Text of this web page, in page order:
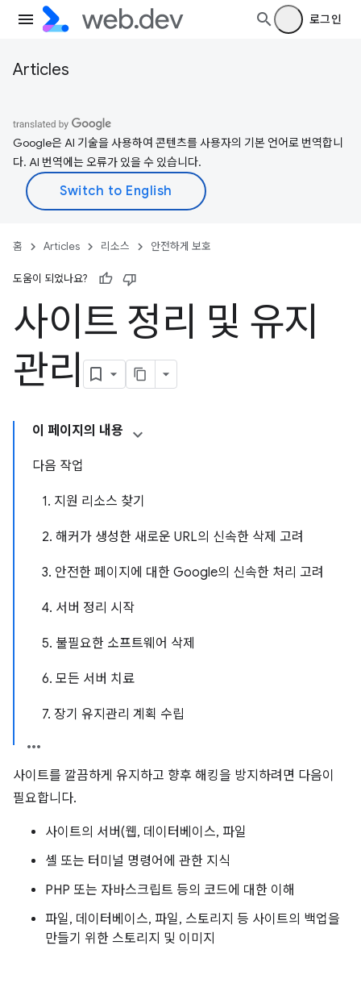
로그인
Articles
Google은 AI 기술을 사용하여 콘텐츠를 사용자의 기본 언어로 번역합니
다. AI 번역에는 오류가 있을 수 있습니다.
홈 Articles 리소스 안전하게 보호
도움이 되었나요?
사이트 정리 및 유지
관리
이 페이지의 내용
다음 작업
1. 지원 리소스 찾기
2. 해커가 생성한 새로운 URL의 신속한 삭제 고려
3. 안전한 페이지에 대한 Google의 신속한 처리 고려
4. 서버 정리 시작
5. 불필요한 소프트웨어 삭제
6. 모든 서버 치료
7. 장기 유지관리 계획 수립
사이트를 깔끔하게 유지하고 향후 해킹을 방지하려면 다음이
필요합니다.
사이트의 서버(웹, 데이터베이스, 파일
셸 또는 터미널 명령어에 관한 지식
PHP 또는 자바스크립트 등의 코드에 대한 이해
파일, 데이터베이스, 파일, 스토리지 등 사이트의 백업을
만들기 위한 스토리지 및 이미지